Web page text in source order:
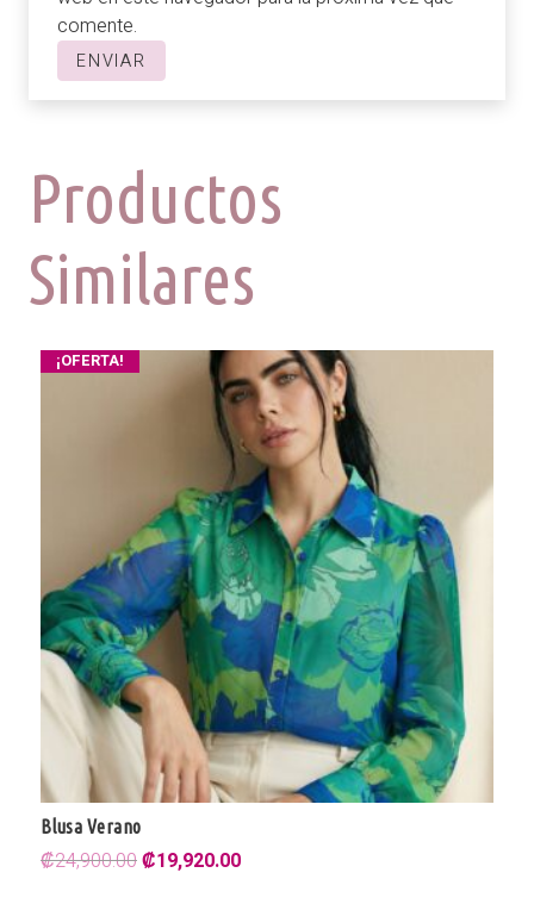
comente.
Productos
Similares
¡OFERTA!
Blusa Verano
₡24,900.00El
₡19,920.00El